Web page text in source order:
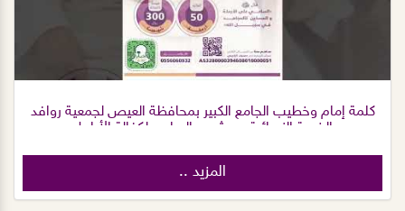
كلمة إمام وخطيب الجامع الكبير بمحافظة العيص لجمعية روافد
الخيرية النسائية و مشروع الساعي لكفالة الأرامل
المزيد ..